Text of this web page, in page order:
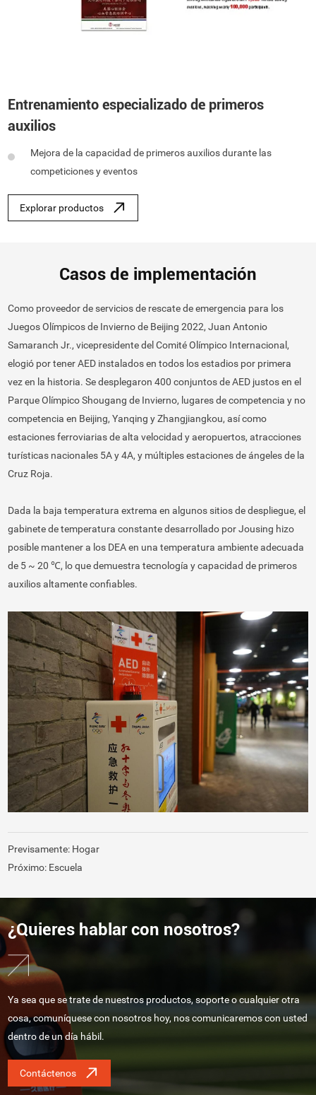
Entrenamiento especializado de primeros
auxilios
Mejora de la capacidad de primeros auxilios durante las
competiciones y eventos
Explorar productos
Casos de implementación
Como proveedor de servicios de rescate de emergencia para los
Juegos Olímpicos de Invierno de Beijing 2022, Juan Antonio
Samaranch Jr., vicepresidente del Comité Olímpico Internacional,
elogió por tener AED instalados en todos los estadios por primera
vez en la historia. Se desplegaron 400 conjuntos de AED justos en el
Parque Olímpico Shougang de Invierno, lugares de competencia y no
competencia en Beijing, Yanqing y Zhangjiangkou, así como
estaciones ferroviarias de alta velocidad y aeropuertos, atracciones
turísticas nacionales 5A y 4A, y múltiples estaciones de ángeles de la
Cruz Roja.
Dada la baja temperatura extrema en algunos sitios de despliegue, el
gabinete de temperatura constante desarrollado por Jousing hizo
posible mantener a los DEA en una temperatura ambiente adecuada
de 5 ~ 20 ℃, lo que demuestra tecnología y capacidad de primeros
auxilios altamente confiables.
Previsamente: Hogar
Próximo: Escuela
¿Quieres hablar con nosotros?
Ya sea que se trate de nuestros productos, soporte o cualquier otra
cosa, comuníquese con nosotros hoy, nos comunicaremos con usted
dentro de un día hábil.
Contáctenos